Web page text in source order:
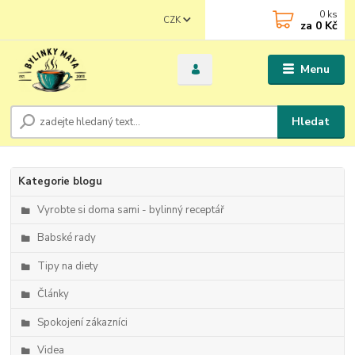
Menu
CZK
Hledat
0 ks
za 0 Kč
Kategorie blogu
Vyrobte si doma sami - bylinný receptář
Babské rady
Tipy na diety
Články
Spokojení zákazníci
Videa